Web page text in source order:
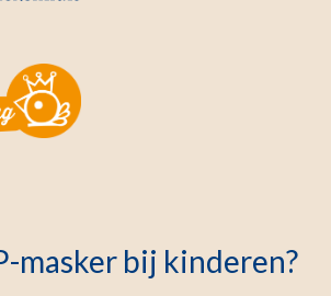
masker bij kinderen?